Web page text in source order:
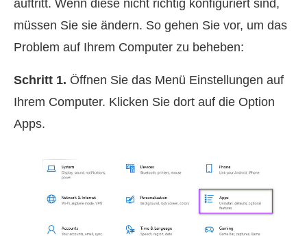
auftritt. Wenn diese nicht richtig konfiguriert sind,
müssen Sie sie ändern. So gehen Sie vor, um das
Problem auf Ihrem Computer zu beheben:
Schritt 1. Öffnen Sie das Menü Einstellungen auf
Ihrem Computer. Klicken Sie dort auf die Option
Apps.